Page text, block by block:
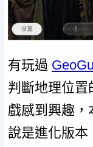
有玩過
判斷地理位置
戲感到興趣，
說是進化版本